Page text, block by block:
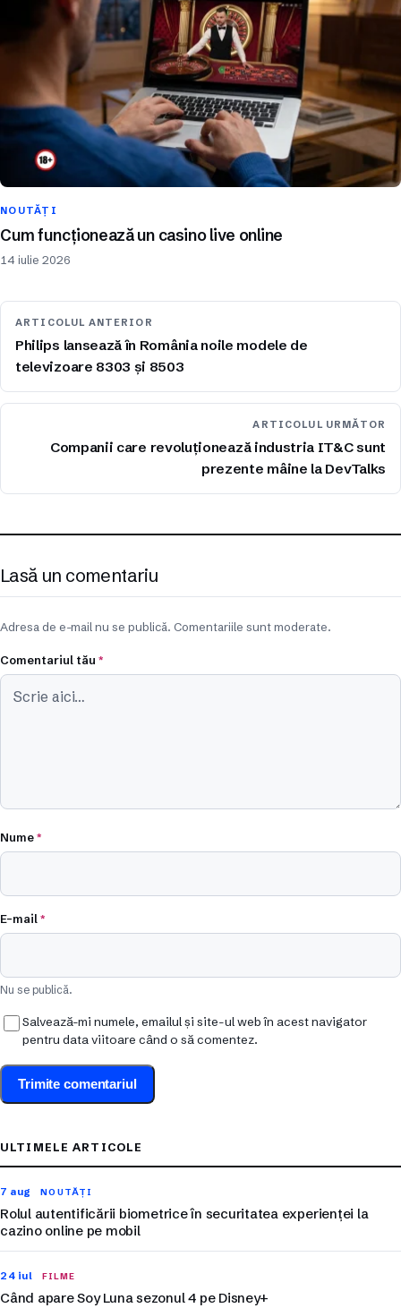
NOUTĂȚI
Cum funcționează un casino live online
14 iulie 2026
ARTICOLUL ANTERIOR
Philips lansează în România noile modele de
televizoare 8303 și 8503
ARTICOLUL URMĂTOR
Companii care revoluționează industria IT&C sunt
prezente mâine la DevTalks
Lasă un comentariu
Adresa de e-mail nu se publică. Comentariile sunt moderate.
Comentariul tău *
Nume*
E-mail*
Nu se publică.
Salvează-mi numele, emailul și site-ul web în acest navigator
pentru data viitoare când o să comentez.
ULTIMELE ARTICOLE
7 aug NOUTĂȚI
Rolul autentificării biometrice în securitatea experienței la
cazino online pe mobil
24 iul FILME
Când apare Soy Luna sezonul 4 pe Disney+